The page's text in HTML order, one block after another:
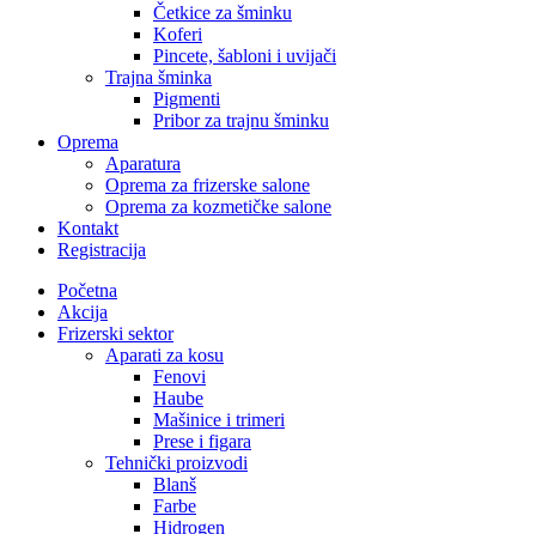
Četkice za šminku
Koferi
Pincete, šabloni i uvijači
Trajna šminka
Pigmenti
Pribor za trajnu šminku
Oprema
Aparatura
Oprema za frizerske salone
Oprema za kozmetičke salone
Kontakt
Registracija
Početna
Akcija
Frizerski sektor
Aparati za kosu
Fenovi
Haube
Mašinice i trimeri
Prese i figara
Tehnički proizvodi
Blanš
Farbe
Hidrogen